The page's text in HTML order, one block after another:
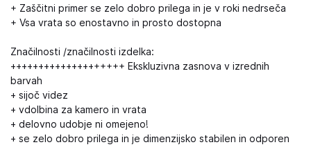
+ Zaščitni primer se zelo dobro prilega in je v roki nedrseča
+ Vsa vrata so enostavno in prosto dostopna
Značilnosti /značilnosti izdelka:
++++++++++++++++++++ Ekskluzivna zasnova v izrednih
barvah
+ sijoč videz
+ vdolbina za kamero in vrata
+ delovno udobje ni omejeno!
+ se zelo dobro prilega in je dimenzijsko stabilen in odporen